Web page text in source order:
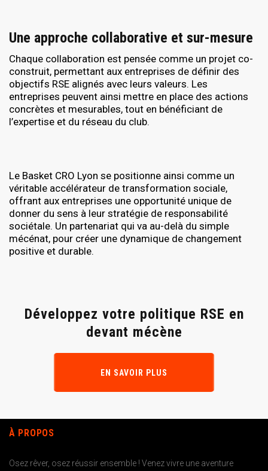
Une approche collaborative et sur-mesure
Chaque collaboration est pensée comme un projet co-
construit, permettant aux entreprises de définir des
objectifs RSE alignés avec leurs valeurs. Les
entreprises peuvent ainsi mettre en place des actions
concrètes et mesurables, tout en bénéficiant de
l’expertise et du réseau du club.
Le Basket CRO Lyon se positionne ainsi comme un
véritable accélérateur de transformation sociale,
offrant aux entreprises une opportunité unique de
donner du sens à leur stratégie de responsabilité
sociétale. Un partenariat qui va au-delà du simple
mécénat, pour créer une dynamique de changement
positive et durable.
EN SAVOIR PLUS
Développez votre politique RSE en
devant mécène
À PROPOS
Osez rêver, osez réussir ensemble ! Venez vivre une aventure